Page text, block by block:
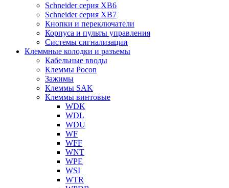
Schneider серия XB6
Schneider серия XB7
Кнопки и переключатели
Корпуса и пульты управления
Системы сигнализации
Клеммные колодки и разъемы
Кабельные вводы
Клеммы Pocon
Зажимы
Клеммы SAK
Клеммы винтовые
WDK
WDL
WDU
WF
WFF
WNT
WPE
WSI
WTR